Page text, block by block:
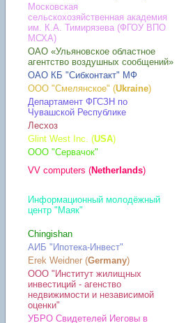
Московская
сельскохозяйственная академия
им. К.А. Тимирязева (ФГОУ ВПО
МСХА)
ОАО «Ульяновское областное
агентство воздушных сообщений»
ОАО КБ "Сибконтакт" МФ
ООО "Смелянское" (Ukraine)
Департамент ФГСЗН по
Чувашской Республике
Лесхоз
Glint West Inc. (USA)
ООО "Сервачок"
VV computers (Netherlands)
Информационный молодёжный
центр "Маяк"
Chingishan
АИБ "Ипотека-Инвест"
Erek Weidner (Germany)
ООО "Институт жилищных
инвестиций - агенство
недвижимости и независимой
оценки"
УБРО Свидетелей Иеговы в